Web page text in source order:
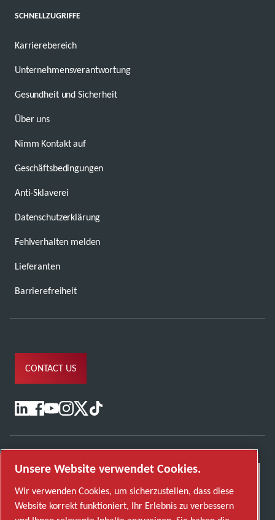
SCHNELLZUGRIFFE
Karrierebereich
Unternehmensverantwortung
Gesundheit und Sicherheit
Über uns
Nimm Kontakt auf
Geschäftsbedingungen
Anti-Sklaverei
Datenschutzerklärung
Fehlverhalten melden
Lieferanten
Barrierefreiheit
CONTACT US
Unsere Website verwendet Cookies.
Wir verwenden Cookies, um sicherzustellen, dass diese
Website korrekt funktioniert, Ihr Erlebnis zu verbessern